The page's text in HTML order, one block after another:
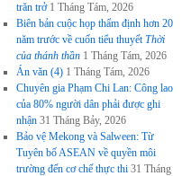
trăn trở 1 Tháng Tám, 2026
Biên bản cuộc họp thẩm định hơn 20
năm trước về cuốn tiểu thuyếtThời
của thánh thần 1 Tháng Tám, 2026
Án văn (4) 1 Tháng Tám, 2026
Chuyên gia Phạm Chi Lan: Công lao
của 80% người dân phải được ghi
nhận 31 Tháng Bảy, 2026
Bảo vệ Mekong và Salween: Từ
Tuyên bố ASEAN về quyền môi
trường đến cơ chế thực thi 31 Tháng